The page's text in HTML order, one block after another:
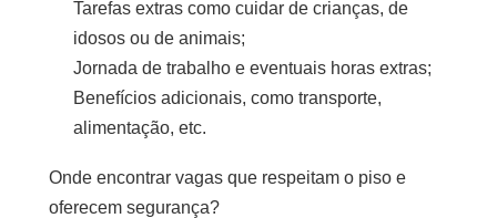
Tarefas extras como cuidar de crianças, de
idosos ou de animais;
Jornada de trabalho e eventuais horas extras;
Benefícios adicionais, como transporte,
alimentação, etc.
Onde encontrar vagas que respeitam o piso e
oferecem segurança?